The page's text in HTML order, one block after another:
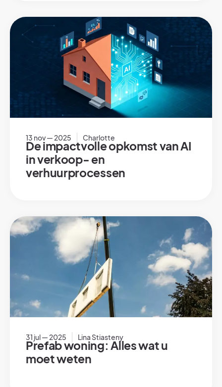
13 nov — 2025 Charlotte
De impactvolle opkomst van AI
in verkoop- en
verhuurprocessen
31 jul — 2025 Lina Stiasteny
Prefab woning: Alles wat u
moet weten